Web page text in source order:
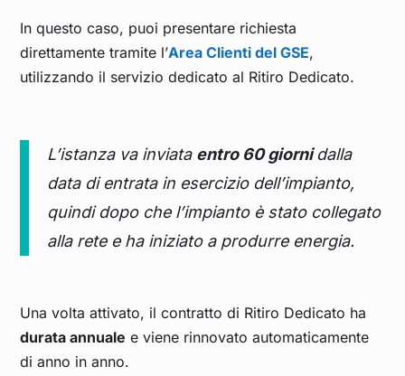
In questo caso, puoi presentare richiesta
direttamente tramite l’Area Clienti del GSE,
utilizzando il servizio dedicato al Ritiro Dedicato.
L’istanza va inviata entro 60 giornidalla
data di entrata in esercizio dell’impianto,
quindi dopo che l’impianto è stato collegato
alla rete e ha iniziato a produrre energia.
Una volta attivato, il contratto di Ritiro Dedicato ha
durata annuale e viene rinnovato automaticamente
di anno in anno.